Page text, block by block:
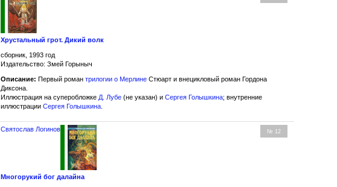
Хрустальный грот. Дикий волк
сборник, 1993 год
Издательство: Змей Горыныч
Описание: Первый романтрилогии о Мерлине Стюарт и внецикловый роман Гордона
Диксона.
Иллюстрация на суперобложке Д. Лубе (не указан) иСергея Голышкина; внутренние
иллюстрацииСергея Голышкина
№ 12
Святослав Логинов
Многорукий бог далайна